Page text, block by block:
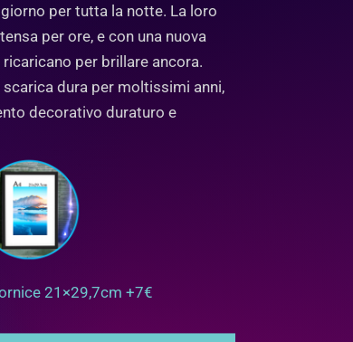
per tutta la notte. La loro
per ore, e con una nuova
per brillare ancora.
dura per moltissimi anni,
decorativo duraturo e
21×29,7cm +7€